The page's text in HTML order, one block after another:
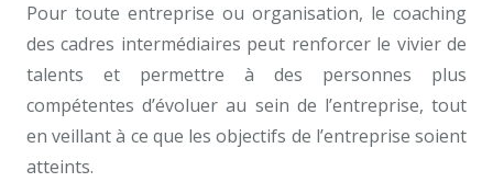
Pour toute entreprise ou organisation, le coaching
des cadres intermédiaires peut renforcer le vivier de
talents et permettre à des personnes plus
compétentes d’évoluer au sein de l’entreprise, tout
en veillant à ce que les objectifs de l’entreprise soient
atteints.